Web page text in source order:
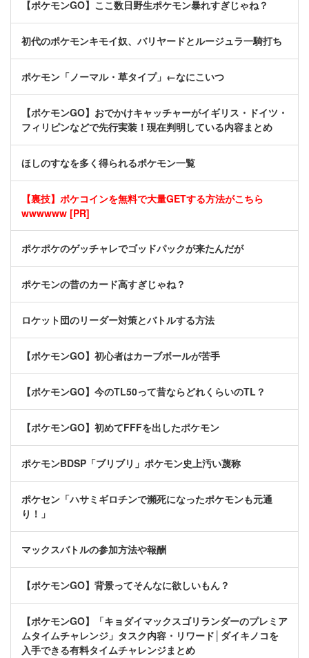
【ポケモンGO】ここ数日野生ポケモン暴れすぎじゃね？
初代のポケモンキモイ奴、バリヤードとルージュラ一騎打ち
ポケモン「ノーマル・草タイプ」←なにこいつ
【ポケモンGO】おでかけキャッチャーがイギリス・ドイツ・
フィリピンなどで先行実装！現在判明している内容まとめ
ほしのすなを多く得られるポケモン一覧
【裏技】ポケコインを無料で大量GETする方法がこちら
wwwwww [PR]
ポケポケのゲッチャレでゴッドパックが来たんだが
ポケモンの昔のカード高すぎじゃね？
ロケット団のリーダー対策とバトルする方法
【ポケモンGO】初心者はカーブボールが苦手
【ポケモンGO】今のTL50って昔ならどれくらいのTL？
【ポケモンGO】初めてFFFを出したポケモン
ポケモンBDSP「ブリブリ」ポケモン史上汚い蔑称
ポケセン「ハサミギロチンで瀕死になったポケモンも元通
り！」
マックスバトルの参加方法や報酬
【ポケモンGO】背景ってそんなに欲しいもん？
【ポケモンGO】「キョダイマックスゴリランダーのプレミア
ムタイムチャレンジ」タスク内容・リワード│ダイキノコを
入手できる有料タイムチャレンジまとめ